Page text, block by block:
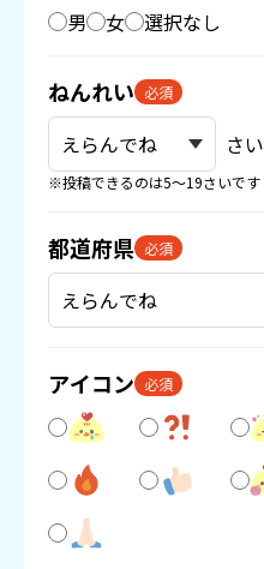
男 女 選択なし
ねんれい 必須
さい
※投稿できるのは5〜19さいです
都道府県 必須
アイコン 必須